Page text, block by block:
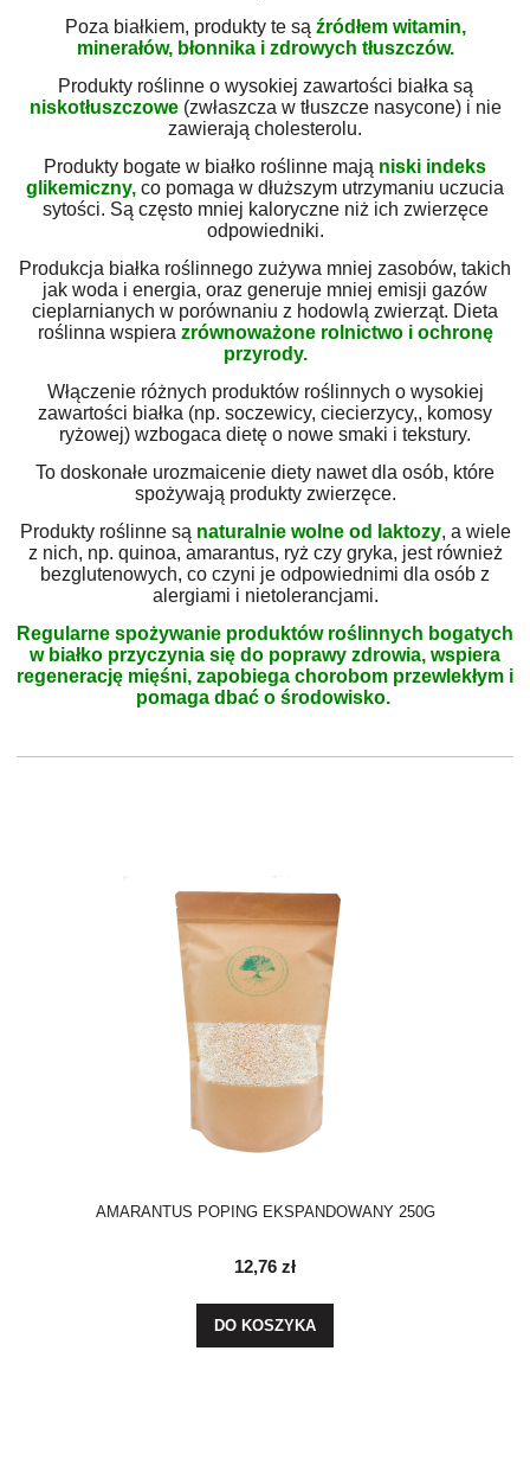
Poza białkiem, produkty te są źródłem witamin,
minerałów, błonnika i zdrowych tłuszczów.
Produkty roślinne o wysokiej zawartości białka są
niskotłuszczowe(zwłaszcza w tłuszcze nasycone) i nie
zawierają cholesterolu.
Produkty bogate w białko roślinne mają niski indeks
glikemiczny, co pomaga w dłuższym utrzymaniu uczucia
sytości. Są często mniej kaloryczne niż ich zwierzęce
odpowiedniki.
Produkcja białka roślinnego zużywa mniej zasobów, takich
jak woda i energia, oraz generuje mniej emisji gazów
cieplarnianych w porównaniu z hodowlą zwierząt. Dieta
roślinna wspiera zrównoważone rolnictwo i ochronę
przyrody.
Włączenie różnych produktów roślinnych o wysokiej
zawartości białka (np. soczewicy, ciecierzycy,, komosy
ryżowej) wzbogaca dietę o nowe smaki i tekstury.
To doskonałe urozmaicenie diety nawet dla osób, które
spożywają produkty zwierzęce.
Produkty roślinne są naturalnie wolne od laktozy, a wiele
z nich, np. quinoa, amarantus, ryż czy gryka, jest również
bezglutenowych, co czyni je odpowiednimi dla osób z
alergiami i nietolerancjami.
Regularne spożywanie produktów roślinnych bogatych
w białko przyczynia się do poprawy zdrowia, wspiera
regenerację mięśni, zapobiega chorobom przewlekłym i
pomaga dbać o środowisko.
AMARANTUS POPING EKSPANDOWANY 250G
12,76 zł
DO KOSZYKA